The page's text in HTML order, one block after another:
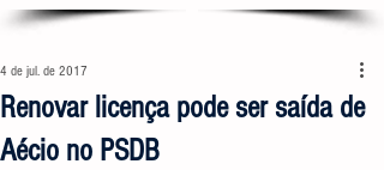
Renovar licença pode ser saída de
Aécio no PSDB
4 de jul. de 2017